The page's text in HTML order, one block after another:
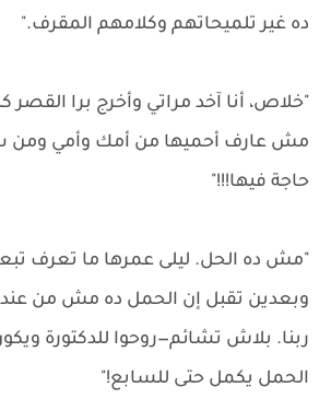
ده غير تلميحاتهم وكلامهم المقرف."
"خلاص، أنا آخد مراتي وأخرج برا القصر
مش عارف أحميها من أمك وأمي
حاجة فيها!!!"
"مش ده الحل. ليلى عمرها ما تعرف
وبعدين تقبل إن الحمل ده مش من
ربنا. بلاش تشائم—روحوا للدكتورة
الحمل يكمل حتى للسابع!"